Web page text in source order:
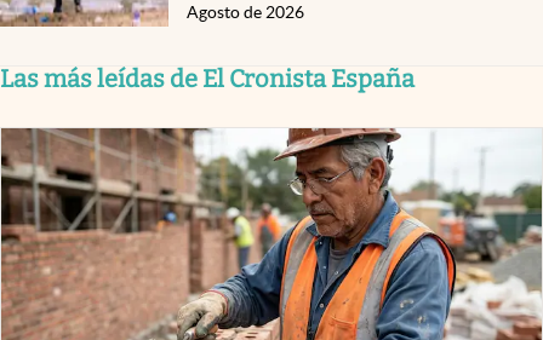
Agosto de 2026
Las más leídas de El Cronista España